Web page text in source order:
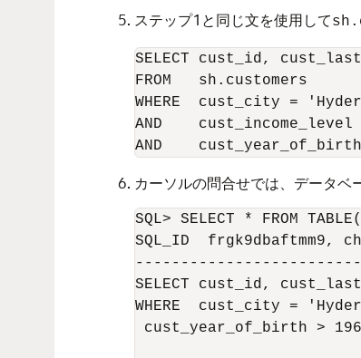
ステップ1と同じ文を使用して
SELECT cust_id,
FROM   sh.customers
WHERE  cust_city =
AND    cust_income_level
カーソルの問合せでは、データベ
SQL> SELECT * FROM
SQL_ID  frgk9dbaftmm9,
SELECT cust_id,
WHERE  cust_city =
cust_year_of_birth >